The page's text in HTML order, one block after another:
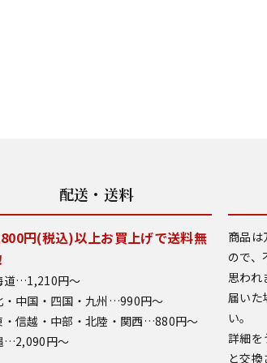
配送・送料
円(税込)以上お買上げで送料無
道…1,210円～
・中国・四国・九州…990円～
・信越・中部・北陸・関西…880円～
…2,090円～
商品は
ので、
思われ
届いた
い。
詳細を
と交